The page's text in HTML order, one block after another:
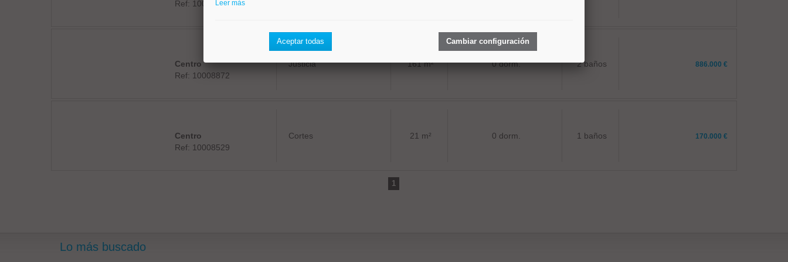
Ref: 10008042
Centro
Ref: 10008872
Justicia 161 m² 0 dorm. 2 baños 886.000 €
Centro
Ref: 10008529
Cortes 21 m² 0 dorm. 1 baños 170.000 €
1
Lo más buscado
Leer más
Aceptar todas Cambiar configuración